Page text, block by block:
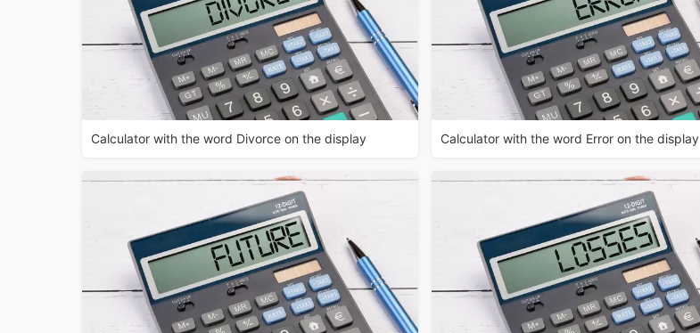
Calculator with the word Divorce on the display Calculator with the word Error on the display